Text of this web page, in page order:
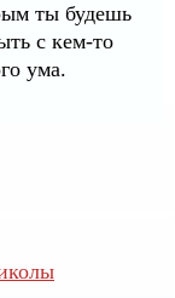
ты будешь
с кем-то
ума.